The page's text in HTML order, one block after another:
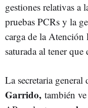
gestiones relativas a
pruebas PCRs y la
carga de la Atención
saturada al tener que
La secretaria general
Garrido, también